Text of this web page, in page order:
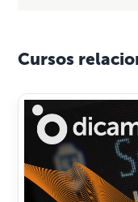
Cursos